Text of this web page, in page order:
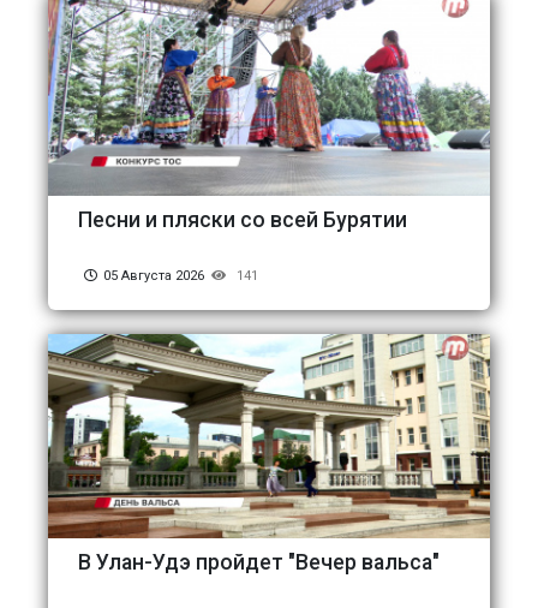
Песни и пляски со всей Бурятии
05 Августа 2026 141
В Улан-Удэ пройдет "Вечер вальса"